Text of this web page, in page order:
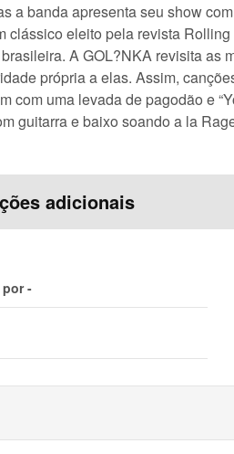
a banda apresenta seu show
clássico eleito pela revista
A GOL?NKA revisita as
própria a elas. Assim,
com uma levada de pagodão e
guitarra e baixo soando a la
adicionais
-